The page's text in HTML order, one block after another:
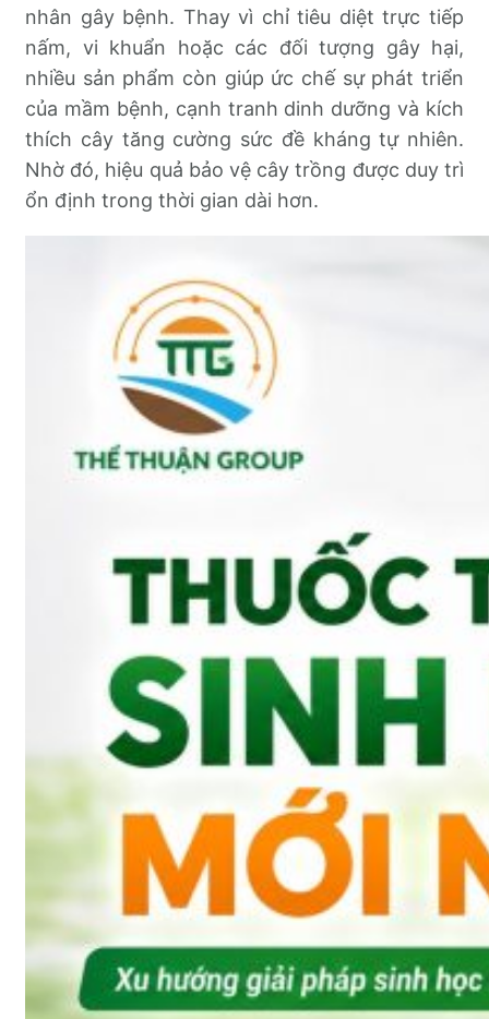
nhân gây bệnh. Thay vì chỉ tiêu diệt trực tiếp
nấm, vi khuẩn hoặc các đối tượng gây hại,
nhiều sản phẩm còn giúp ức chế sự phát triển
của mầm bệnh, cạnh tranh dinh dưỡng và kích
thích cây tăng cường sức đề kháng tự nhiên.
Nhờ đó, hiệu quả bảo vệ cây trồng được duy trì
ổn định trong thời gian dài hơn.